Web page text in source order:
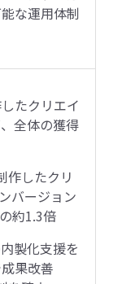
な運用体制
たクリエイ
全体の獲得
作したクリ
バージョン
約1.3倍
製化支援を
果改善